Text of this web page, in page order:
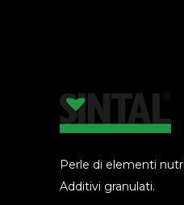
Perle di elementi
Additivi granulati.